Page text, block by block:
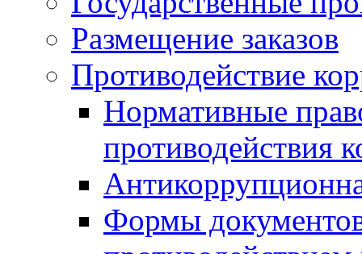
Размещение заказов
Противодействие
Нормативные
противодействия
Формы